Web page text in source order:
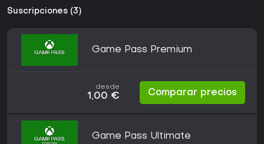
Suscripciones (3)
Game Pass Premium
desde
1,00 € Comparar precios
Game Pass Ultimate